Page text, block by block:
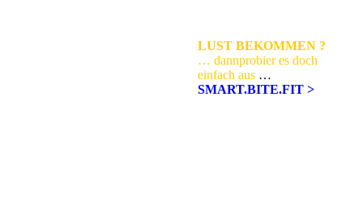
LUST BEKOMMEN ?
… dannprobier es doch
einfach aus …
SMART.BITE.FIT >